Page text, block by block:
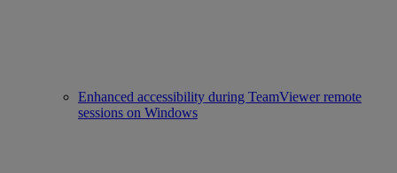
Enhanced accessibility during TeamViewer remote
sessions on Windows